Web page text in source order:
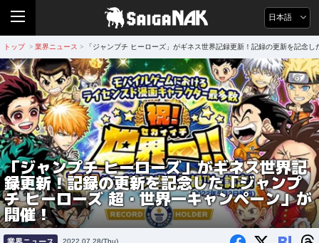
日本語
トップ > 業界ニュース > 「ジャンプチ ヒーローズ」がギネス世界記録更新！記録の更新を記念
「ジャンプチ ヒーローズ」がギネス世界記
録更新！記録の更新を記念した「ジャンプ
チ ヒーローズ 超・世界一キャンペーン」が
開催！
業界ニュース 2022.07.28(Thu)